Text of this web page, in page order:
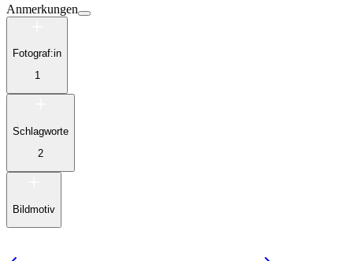
Anmerkungen
Fotograf:in
1
Schlagworte
2
Bildmotiv